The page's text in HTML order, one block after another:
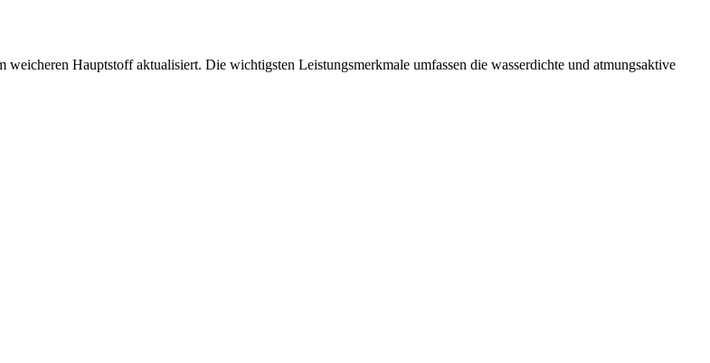
Hauptstoff aktualisiert. Die wichtigsten Leistungsmerkmale umfassen die wasserdichte und atmungsaktive